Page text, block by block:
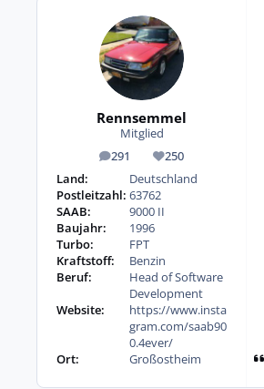
Rennsemmel
Mitglied
291
Beiträge 250
Reputation
Land:
Deutschland
Postleitzahl: 63762
SAAB:
9000 II
Baujahr:
1996
Turbo:
FPT
Kraftstoff:
Benzin
Beruf:
Head of Software
Development
Website:
https://www.insta
gram.com/saab90
0.4ever/
Ort:
Großostheim